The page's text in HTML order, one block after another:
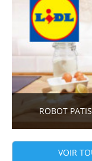
ROBOT
VOIR